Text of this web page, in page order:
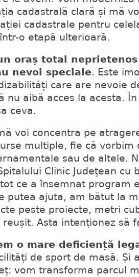
cadastrală clară și mă
cadastrale pentru
o etapă ulterioară.
oraș total
nevoi speciale. Este
care are nevoie
nu aibă acces la acesta.
ceva.
voi concentra pe
multiple, fie că vorbim
sau de altele.
Clinic Județean cu
ce a însemnat program
putea ajuta, am bătut la
peste proiecte, metri
Asta intenționez să
o mare deficiență
de sport de masă. Și
vom transforma parcul